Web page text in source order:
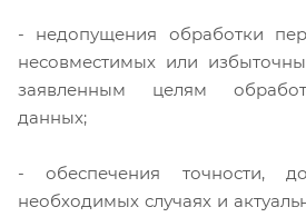
- недопущения обработки
несовместимых или
заявленным целям
данных;
- обеспечения точности,
необходимых случаях и